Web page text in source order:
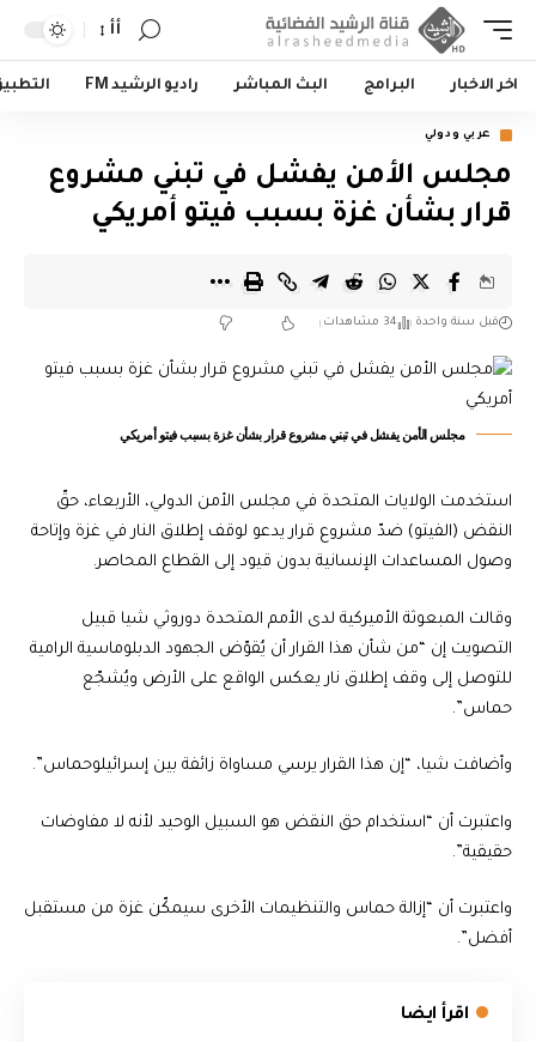
أأ
اخر الاخبار البرامج البث المباشر راديو الرشيد FM
عربي ودولي
مجلس الأمن يفشل في تبني مشروع
قرار بشأن غزة بسبب فيتو أمريكي
قبل سنة واحدة 34 مشاهدات
مجلس الأمن يفشل في تبني مشروع قرار بشأن غزة بسبب فيتو أمريكي
استخدمت الولايات المتحدة في مجلس الأمن الدولي، الأربعاء، حقّ
النقض (الفيتو) ضدّ مشروع قرار يدعو لوقف إطلاق النار في غزة وإتاحة
وصول المساعدات الإنسانية بدون قيود إلى القطاع المحاصر.
وقالت المبعوثة الأميركية لدى الأمم المتحدة دوروثي شيا قبيل
التصويت إن “من شأن هذا القرار أن يُقوّض الجهود الدبلوماسية الرامية
للتوصل إلى وقف إطلاق نار يعكس الواقع على الأرض ويُشجّع
حماس”.
وأضافت شيا، “إن هذا القرار يرسي مساواة زائفة بين إسرائيلوحماس”.
واعتبرت أن “استخدام حق النقض هو السبيل الوحيد لأنه لا مفاوضات
حقيقية”.
واعتبرت أن “إزالة حماس والتنظيمات الأخرى سيمكّن غزة من مستقبل
أفضل”.
اقرأ ايضا